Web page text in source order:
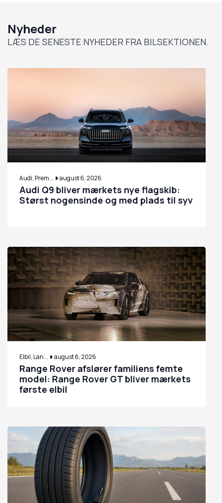
Nyheder
LÆS DE SENESTE NYHEDER FRA BILSEKTIONEN.
Audi, Prem... august 6, 2026
Audi Q9 bliver mærkets nye flagskib:
Størst nogensinde og med plads til syv
Elbil, Lan... august 6, 2026
Range Rover afslører familiens femte
model: Range Rover GT bliver mærkets
første elbil